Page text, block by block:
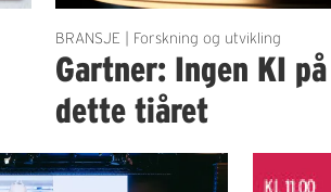
BRANSJE | Forskning og utvikling
Gartner: Ingen KI
dette tiåret